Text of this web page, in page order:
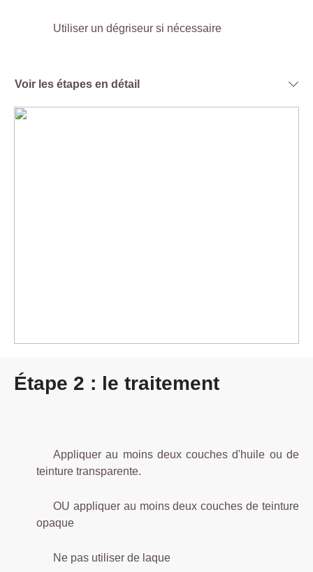
Utiliser un dégriseur si nécessaire
Voir les étapes en détail
Étape 2 : le traitement
Appliquer au moins deux couches d'huile ou de
teinture transparente.
OU appliquer au moins deux couches de teinture
opaque
Ne pas utiliser de laque